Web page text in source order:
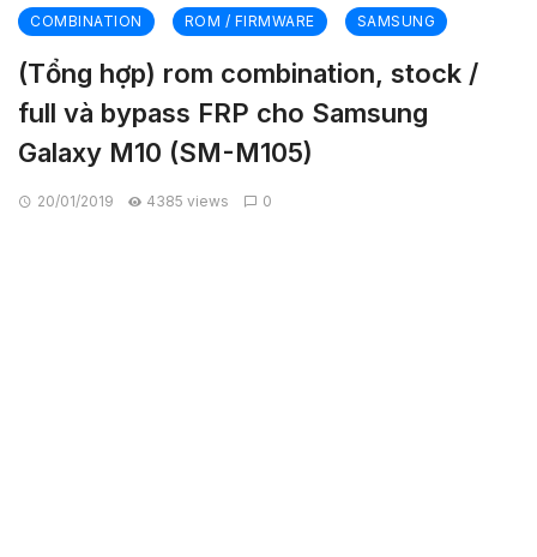
COMBINATION ROM / FIRMWARE SAMSUNG
(Tổng hợp) rom combination, stock /
full và bypass FRP cho Samsung
Galaxy M10 (SM-M105)
20/01/2019 4385 views 0